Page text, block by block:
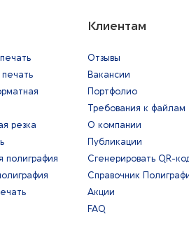
резка
полиграфия
Клиентам
Отзывы
Вакансии
Портфолио
Требования к файлам
О компании
Публикации
Сгенерировать QR-
Справочник
Акции
FAQ